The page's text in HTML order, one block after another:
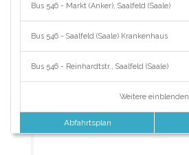
Bus 546 - Markt (Anker), Saalfeld (Saale)
Bus 546 - Saalfeld (Saale) Krankenhaus
Bus 546 - Reinhardtstr., Saalfeld (Saale)
Weitere einblenden
Abfahrtsplan